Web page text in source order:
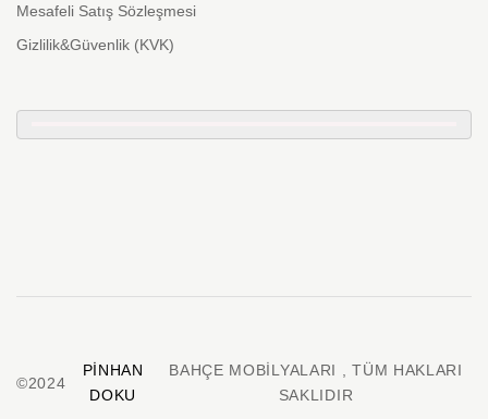
Mesafeli Satış Sözleşmesi
Gizlilik&Güvenlik (KVK)
©2024
PINHAN
DOKU
BAHÇE MOBILYALARI , TÜM HAKLARI
SAKLIDIR